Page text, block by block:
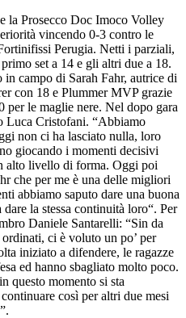
la Prosecco Doc Imoco Volley
vincendo 0-3 contro le
Perugia. Netti i parziali,
set a 14 e gli altri due a 18.
campo di Sarah Fahr, autrice di
con 18 e Plummer MVP grazie
per le maglie nere. Nel dopo gara
Luca Cristofani. “Abbiamo
non ci ha lasciato nulla, loro
giocando i momenti decisivi
alto livello di forma. Oggi poi
che per me è una delle migliori
abbiamo saputo dare una buona
la stessa continuità loro“. Per
Daniele Santarelli: “Sin da
ci è voluto un po’ per
iniziato a difendere, le ragazze
ed hanno sbagliato molto poco.
questo momento si sta
così per altri due mesi